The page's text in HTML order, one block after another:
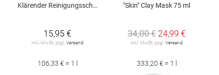
Klärender Reinigungsschaum 150 ml
15,95 €
inkl. MwSt. zzgl. Versand
106,33 € = 1 l
"Skin" Clay Mask 75 ml
34,00 € 24,99 €
inkl. MwSt. zzgl. Versand
333,20 € = 1 l